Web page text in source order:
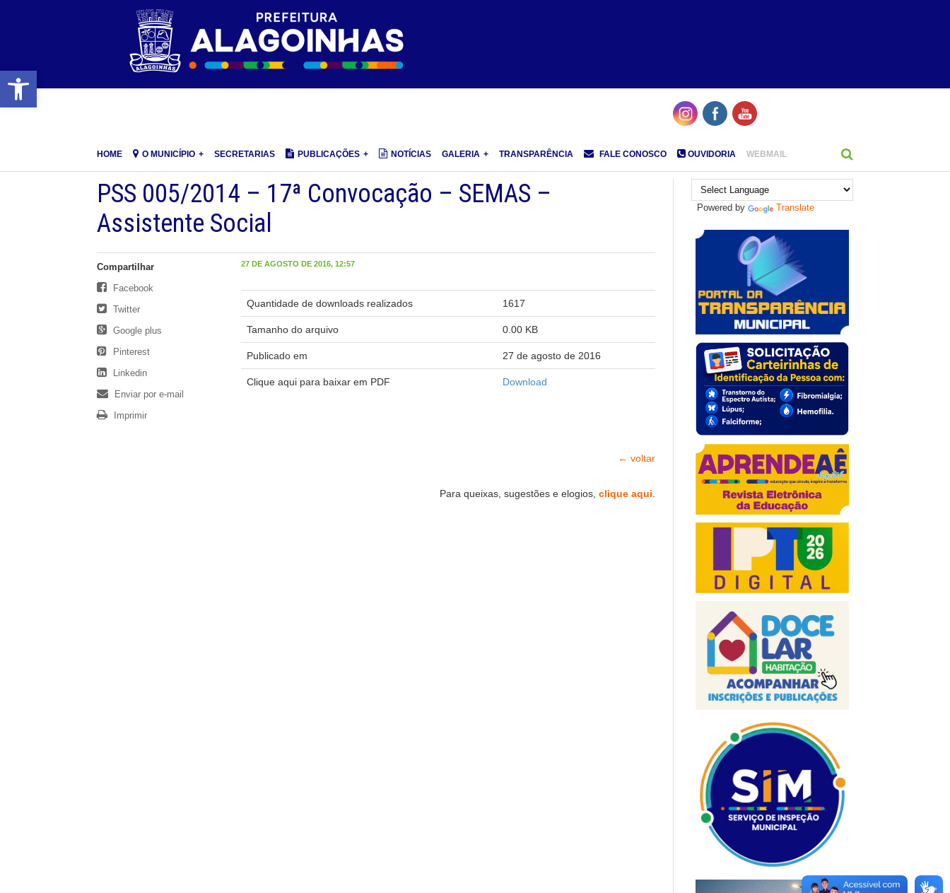
Barra de Ferramentas Aberta
HOME O MUNICÍPIO SECRETARIAS PUBLICAÇÕES NOTÍCIAS GALERIA TRANSPARÊNCIA FALE CONOSCO OUVIDORIA WEBMAIL
PSS 005/2014 – 17ª Convocação – SEMAS –
Assistente Social
27 DE AGOSTO DE 2016, 12:57
Quantidade de downloads realizados 1617
Tamanho do arquivo 0.00 KB
Publicado em 27 de agosto de 2016
Clique aqui para baixar em PDF Download
← voltar
Para queixas, sugestões e elogios, clique aqui.
Compartilhar
Facebook
Twitter
Google plus
Pinterest
Linkedin
Enviar por e-mail
Imprimir
Powered by Translate